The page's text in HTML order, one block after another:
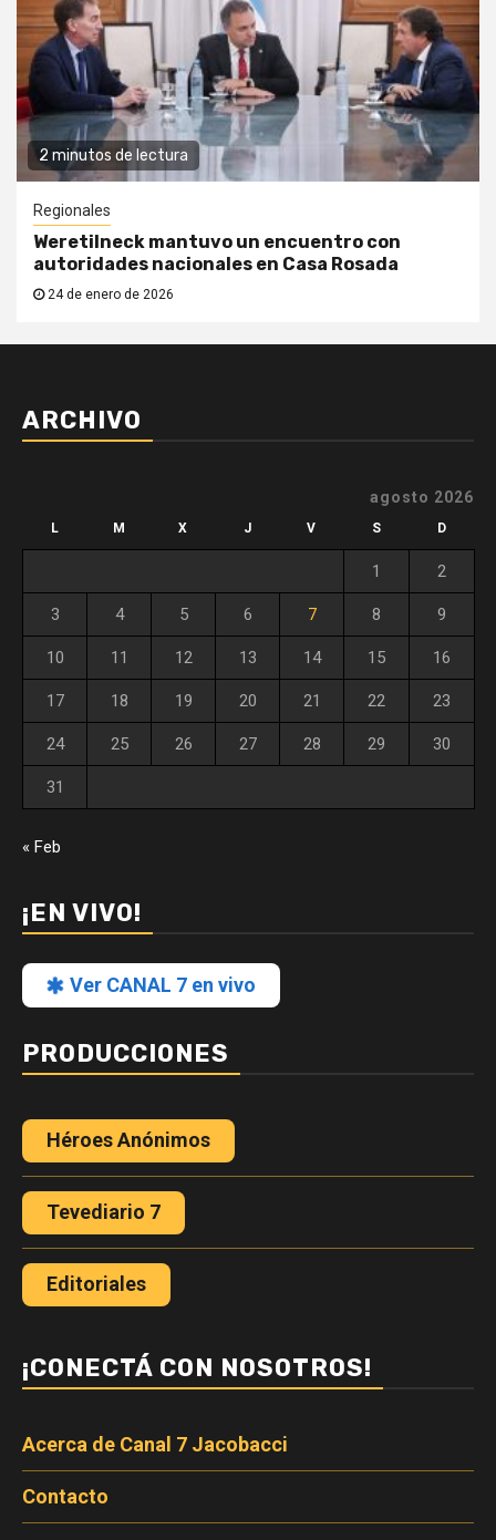
2 minutos de lectura
Regionales
Weretilneck mantuvo un encuentro con
autoridades nacionales en Casa Rosada
24 de enero de 2026
ARCHIVO
agosto 2026
L M X J V S D
1 2
3 4 5 6 7 8 9
10 11 12 13 14 15 16
17 18 19 20 21 22 23
24 25 26 27 28 29 30
31
« Feb
¡EN VIVO!
Ver CANAL 7 en vivo
PRODUCCIONES
Héroes Anónimos
Tevediario 7
Editoriales
¡CONECTÁ CON NOSOTROS!
Acerca de Canal 7 Jacobacci
Contacto